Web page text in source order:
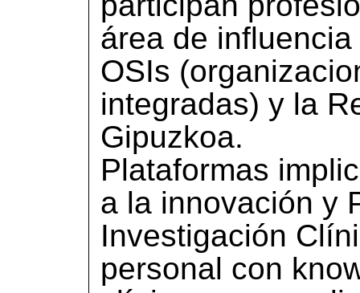
área de
OSIs
integradas) y la
Gipuzkoa.
Plataformas
a la innovación y
Investigación
personal con